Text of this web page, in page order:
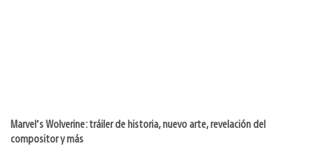
Marvel’s Wolverine: tráiler de historia, nuevo arte, revelación del
compositor y más